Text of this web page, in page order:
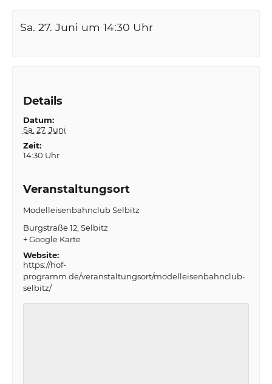
Sa. 27. Juni um 14:30 Uhr
Details
Datum:
Sa. 27. Juni
Zeit:
14:30 Uhr
Veranstaltungsort
Modelleisenbahnclub Selbitz
Burgstraße 12 Selbitz
+ Google Karte
Website:
https://hof-
programm.de/veranstaltungsort/modelleisenbahnclub-
selbitz/